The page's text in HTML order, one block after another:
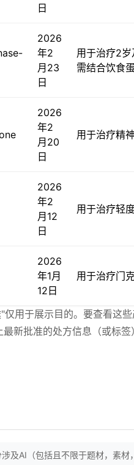
日
2026
年2
月23
日
用于治疗2岁
需结合饮食
2026
年2
月20
日
用于治疗精
2026
年2
月12
日
用于治疗轻
2026
年1月
12日
用于治疗门
用于展示目的。要查看这
新批准的处方信息（或标
及AI（包括且不限于题材，素材